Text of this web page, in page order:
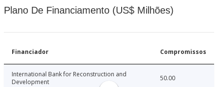
Plano De Financiamento (US$ Milhões)
Financiador Compromissos
International Bank for Reconstruction and
Development
50.00